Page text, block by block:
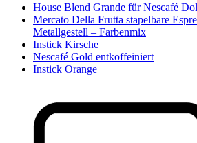
House Blend Grande für Nescafé
Mercato Della Frutta stapelbare
Metallgestell – Farbenmix
Instick Kirsche
Nescafé Gold entkoffeiniert
Instick Orange